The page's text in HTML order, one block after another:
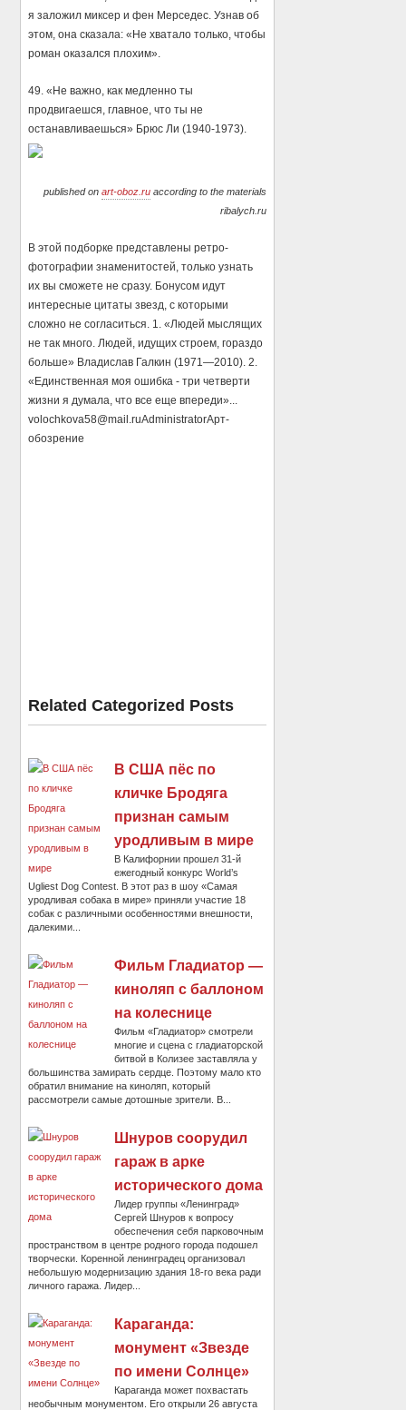
я заложил миксер и фен Мерседес. Узнав об
этом, она сказала: «Не хватало только, чтобы
роман оказался плохим».
49. «Не важно, как медленно ты
продвигаешся, главное, что ты не
останавливаешься» Брюс Ли (1940-1973).
published on art-oboz.ruaccording to the materials
ribalych.ru
В этой подборке представлены ретро-
фотографии знаменитостей, только узнать
их вы сможете не сразу. Бонусом идут
интересные цитаты звезд, с которыми
сложно не согласиться. 1. «Людей мыслящих
не так много. Людей, идущих строем, гораздо
больше» Владислав Галкин (1971—2010). 2.
«Единственная моя ошибка - три четверти
жизни я думала, что все еще впереди»...
volochkova58@mail.ruAdministratorАрт-
обозрение
Related Categorized Posts
В США пёс по
кличке Бродяга
признан самым
уродливым в мире
В Калифорнии прошел 31-й
ежегодный конкурс World’s
Ugliest Dog Contest. В этот раз в шоу «Самая
уродливая собака в мире» приняли участие 18
собак с различными особенностями внешности,
далекими...
Фильм Гладиатор —
киноляп с баллоном
на колеснице
Фильм «Гладиатор» смотрели
многие и сцена с гладиаторской
битвой в Колизее заставляла у
большинства замирать сердце. Поэтому мало кто
обратил внимание на киноляп, который
рассмотрели самые дотошные зрители. В...
Шнуров соорудил
гараж в арке
исторического дома
Лидер группы «Ленинград»
Сергей Шнуров к вопросу
обеспечения себя парковочным
пространством в центре родного города подошел
творчески. Коренной ленинградец организовал
небольшую модернизацию здания 18-го века ради
личного гаража. Лидер...
Караганда:
монумент «Звезде
по имени Солнце»
Караганда может похвастать
необычным монументом. Его открыли 26 августа